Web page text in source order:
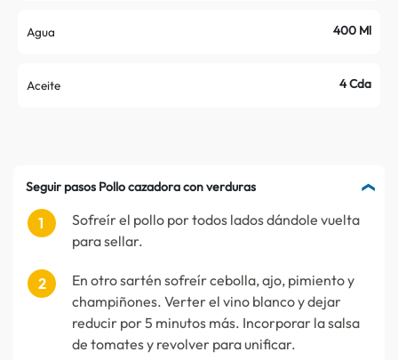
Agua 400 Ml
Aceite 4 Cda
Seguir pasos Pollo cazadora con verduras
Sofreír el pollo por todos lados dándole vuelta
para sellar.
En otro sartén sofreír cebolla, ajo, pimiento y
champiñones. Verter el vino blanco y dejar
reducir por 5 minutos más. Incorporar la salsa
de tomates y revolver para unificar.